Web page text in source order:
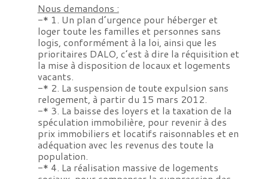
Nous demandons :
-* 1. Un plan d’urgence pour héberger et
loger toute les familles et personnes sans
logis, conformément à la loi, ainsi que les
prioritaires DALO, c’est à dire la réquisition et
la mise à disposition de locaux et logements
vacants.
-* 2. La suspension de toute expulsion sans
relogement, à partir du 15 mars 2012.
-* 3. La baisse des loyers et la taxation de la
spéculation immobilière, pour revenir à des
prix immobiliers et locatifs raisonnables et en
adéquation avec les revenus des toute la
population.
-* 4. La réalisation massive de logements